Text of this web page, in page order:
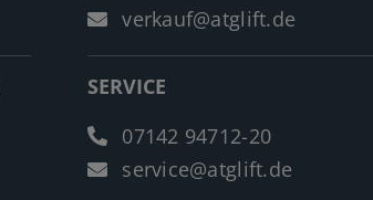
verkauf@atglift.de
SERVICE
07142 94712-20
service@atglift.de